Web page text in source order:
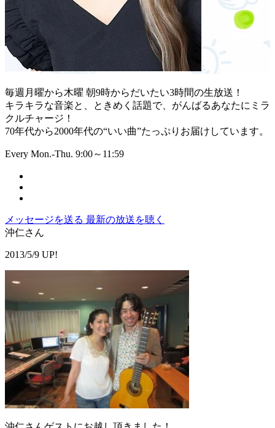
毎週月曜から木曜 朝9時からだいたい3時間の生放送！
キラキラな音楽と、ときめく話題で、がんばるあなたにミラ
クルチャージ！
70年代から2000年代の“いい曲”たっぷりお届けしています。
Every Mon.-Thu. 9:00～11:59
メッセージを送る 最新の放送を聴く
沖仁さん
2013/5/9 UP!